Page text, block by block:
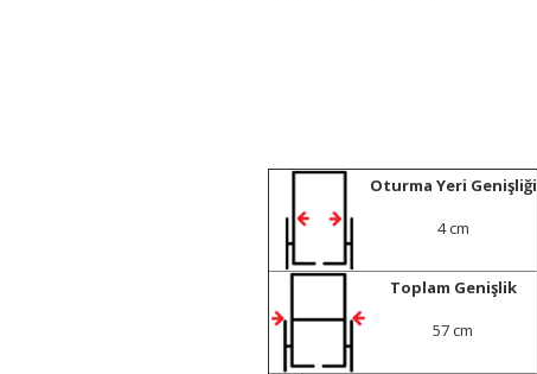
Oturma Yeri Genişliği
4 cm
Toplam Genişlik
57 cm